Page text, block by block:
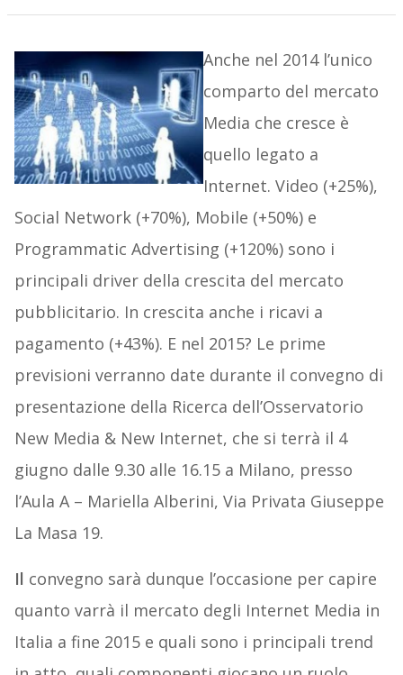
Anche nel 2014 l’unico
comparto del mercato
Media che cresce è
quello legato a
Internet. Video (+25%),
Social Network (+70%), Mobile (+50%) e
Programmatic Advertising (+120%) sono i
principali driver della crescita del mercato
pubblicitario. In crescita anche i ricavi a
pagamento (+43%). E nel 2015? Le prime
previsioni verranno date durante il convegno di
presentazione della Ricerca dell’Osservatorio
New Media & New Internet, che si terrà il 4
giugno dalle 9.30 alle 16.15 a Milano, presso
l’Aula A – Mariella Alberini, Via Privata Giuseppe
La Masa 19.
Il convegno sarà dunque l’occasione per capire
quanto varrà il mercato degli Internet Media in
Italia a fine 2015 e quali sono i principali trend